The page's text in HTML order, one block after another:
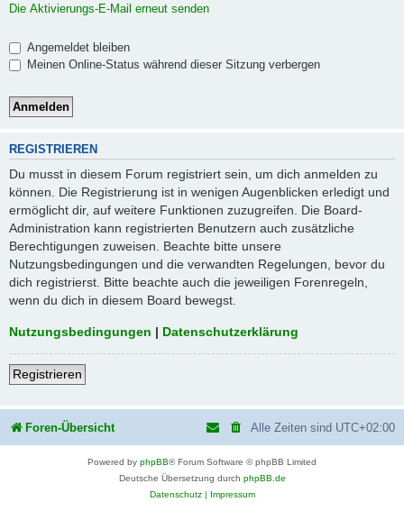
Die Aktivierungs-E-Mail erneut senden
Angemeldet bleiben
Meinen Online-Status während dieser Sitzung verbergen
REGISTRIEREN
Du musst in diesem Forum registriert sein, um dich anmelden zu
können. Die Registrierung ist in wenigen Augenblicken erledigt und
ermöglicht dir, auf weitere Funktionen zuzugreifen. Die Board-
Administration kann registrierten Benutzern auch zusätzliche
Berechtigungen zuweisen. Beachte bitte unsere
Nutzungsbedingungen und die verwandten Regelungen, bevor du
dich registrierst. Bitte beachte auch die jeweiligen Forenregeln,
wenn du dich in diesem Board bewegst.
Nutzungsbedingungen | Datenschutzerklärung
Registrieren
Foren-Übersicht Alle Zeiten sind UTC+02:00
Powered by phpBB® Forum Software © phpBB Limited
Deutsche Übersetzung durch phpBB.de
Datenschutz| Impressum